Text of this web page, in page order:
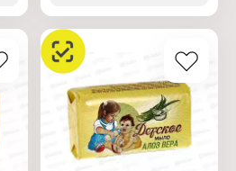
лимонная кислота,
хлорид натрия, диоксид
титана (CI 77891).
Характеристики:
Производитель: Nefis
Cosmetics
Тип товара: Мыло
Возраст применения: 0+
Назначение: туалетное